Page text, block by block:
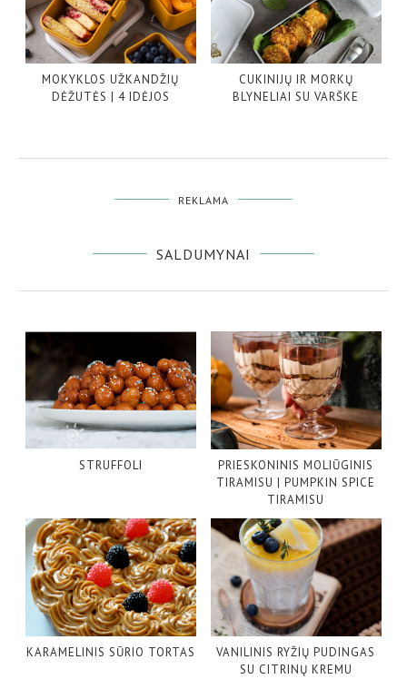
MOKYKLOS UŽKANDŽIŲ
DĖŽUTĖS | 4 IDĖJOS
CUKINIJŲ IR MORKŲ
BLYNELIAI SU VARŠKE
REKLAMA
SALDUMYNAI
STRUFFOLI
PRIESKONINIS MOLIŪGINIS
TIRAMISU | PUMPKIN SPICE
TIRAMISU
KARAMELINIS SŪRIO TORTAS
VANILINIS RYŽIŲ PUDINGAS
SU CITRINŲ KREMU